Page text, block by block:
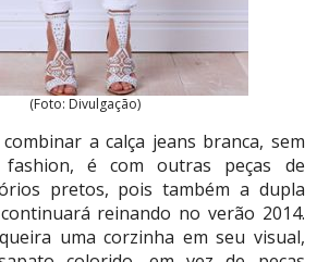
(Foto: Divulgação)
a calça jeans branca, sem
fashion, é com outras peças de
pretos, pois também a dupla
reinando no verão 2014.
uma corzinha em seu visual,